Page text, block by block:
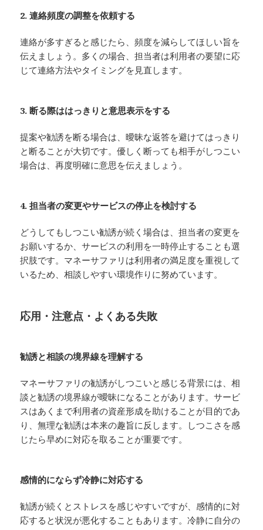
2. 連絡頻度の調整を依頼する
連絡が多すぎると感じたら、頻度を減らしてほしい旨を
伝えましょう。多くの場合、担当者は利用者の要望に応
じて連絡方法やタイミングを見直します。
3. 断る際ははっきりと意思表示をする
提案や勧誘を断る場合は、曖昧な返答を避けてはっきり
と断ることが大切です。優しく断っても相手がしつこい
場合は、再度明確に意思を伝えましょう。
4. 担当者の変更やサービスの停止を検討する
どうしてもしつこい勧誘が続く場合は、担当者の変更を
お願いするか、サービスの利用を一時停止することも選
択肢です。マネーサファリは利用者の満足度を重視して
いるため、相談しやすい環境作りに努めています。
応用・注意点・よくある失敗
勧誘と相談の境界線を理解する
マネーサファリの勧誘がしつこいと感じる背景には、相
談と勧誘の境界線が曖昧になることがあります。サービ
スはあくまで利用者の資産形成を助けることが目的であ
り、無理な勧誘は本来の趣旨に反します。しつこさを感
じたら早めに対応を取ることが重要です。
感情的にならず冷静に対応する
勧誘が続くとストレスを感じやすいですが、感情的に対
応すると状況が悪化することもあります。冷静に自分の